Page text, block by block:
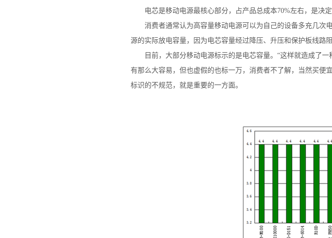
电芯是移动电源最核心部分，占产品总成本70%左右，是决定
消费者通常认为高容量移动电源可以为自己的设备多充几次电
源的实际放电容量，因为电芯容量经过降压、升压和保护板线路
目前，大部分移动电源标示的是电芯容量。“这样就造成了一
有那么大容易，但也虚假的也标一万，消费者不了解，当然买便
标识的不规范，就是重要的一方面。